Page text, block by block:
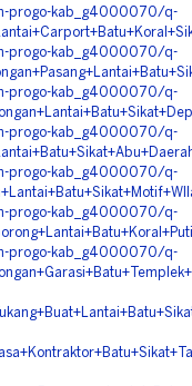
progo-kab_g4000070/q-
progo-kab_g4000070/q-
progo-kab_g4000070/q-
progo-kab_g4000070/q-
progo-kab_g4000070/q-
progo-kab_g4000070/q-
progo-kab_g4000070/q-